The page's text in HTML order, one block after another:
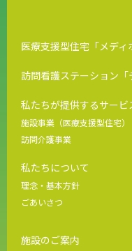
医療支援型住宅「メディ
訪問看護ステーション「
私たちが提供するサービ
施設事業（医療支援型住宅）
訪問介護事業
私たちについて
理念・基本方針
ごあいさつ
施設のご案内